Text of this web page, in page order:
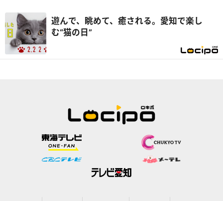
遊んで、眺めて、癒される。愛知で楽し
む“猫の日”